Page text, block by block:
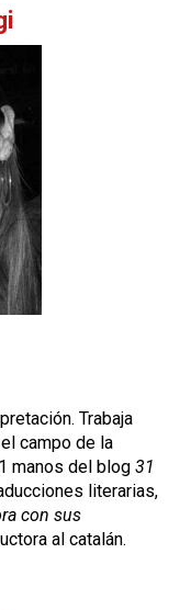
Trabaja
campo de la
manos del blog 31
literarias,
con sus
al catalán.